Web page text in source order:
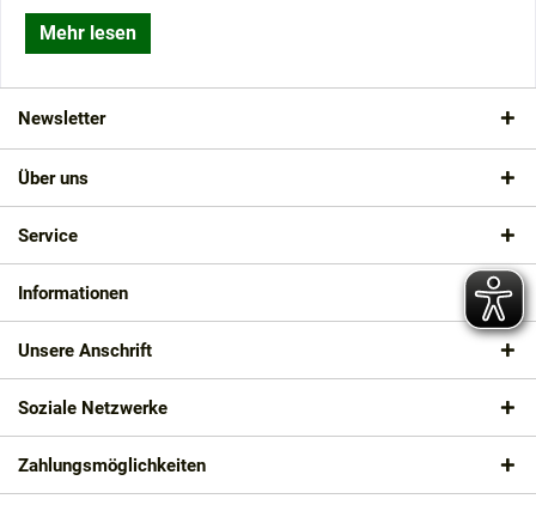
Mehr lesen
Newsletter
Über uns
Service
Informationen
Unsere Anschrift
Soziale Netzwerke
Zahlungsmöglichkeiten